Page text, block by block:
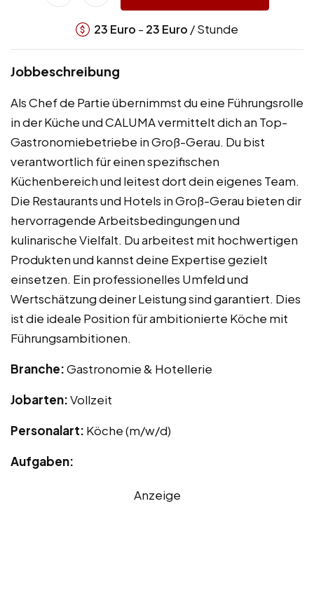
23 Euro - 23 Euro / Stunde
Jobbeschreibung
Als Chef de Partie übernimmst du eine Führungsrolle
in der Küche und CALUMA vermittelt dich an Top-
Gastronomiebetriebe in Groß-Gerau. Du bist
verantwortlich für einen spezifischen
Küchenbereich und leitest dort dein eigenes Team.
Die Restaurants und Hotels in Groß-Gerau bieten dir
hervorragende Arbeitsbedingungen und
kulinarische Vielfalt. Du arbeitest mit hochwertigen
Produkten und kannst deine Expertise gezielt
einsetzen. Ein professionelles Umfeld und
Wertschätzung deiner Leistung sind garantiert. Dies
ist die ideale Position für ambitionierte Köche mit
Führungsambitionen.
Branche:Gastronomie & Hotellerie
Jobarten:Vollzeit
Personalart: Köche (m/w/d)
Aufgaben:
Anzeige